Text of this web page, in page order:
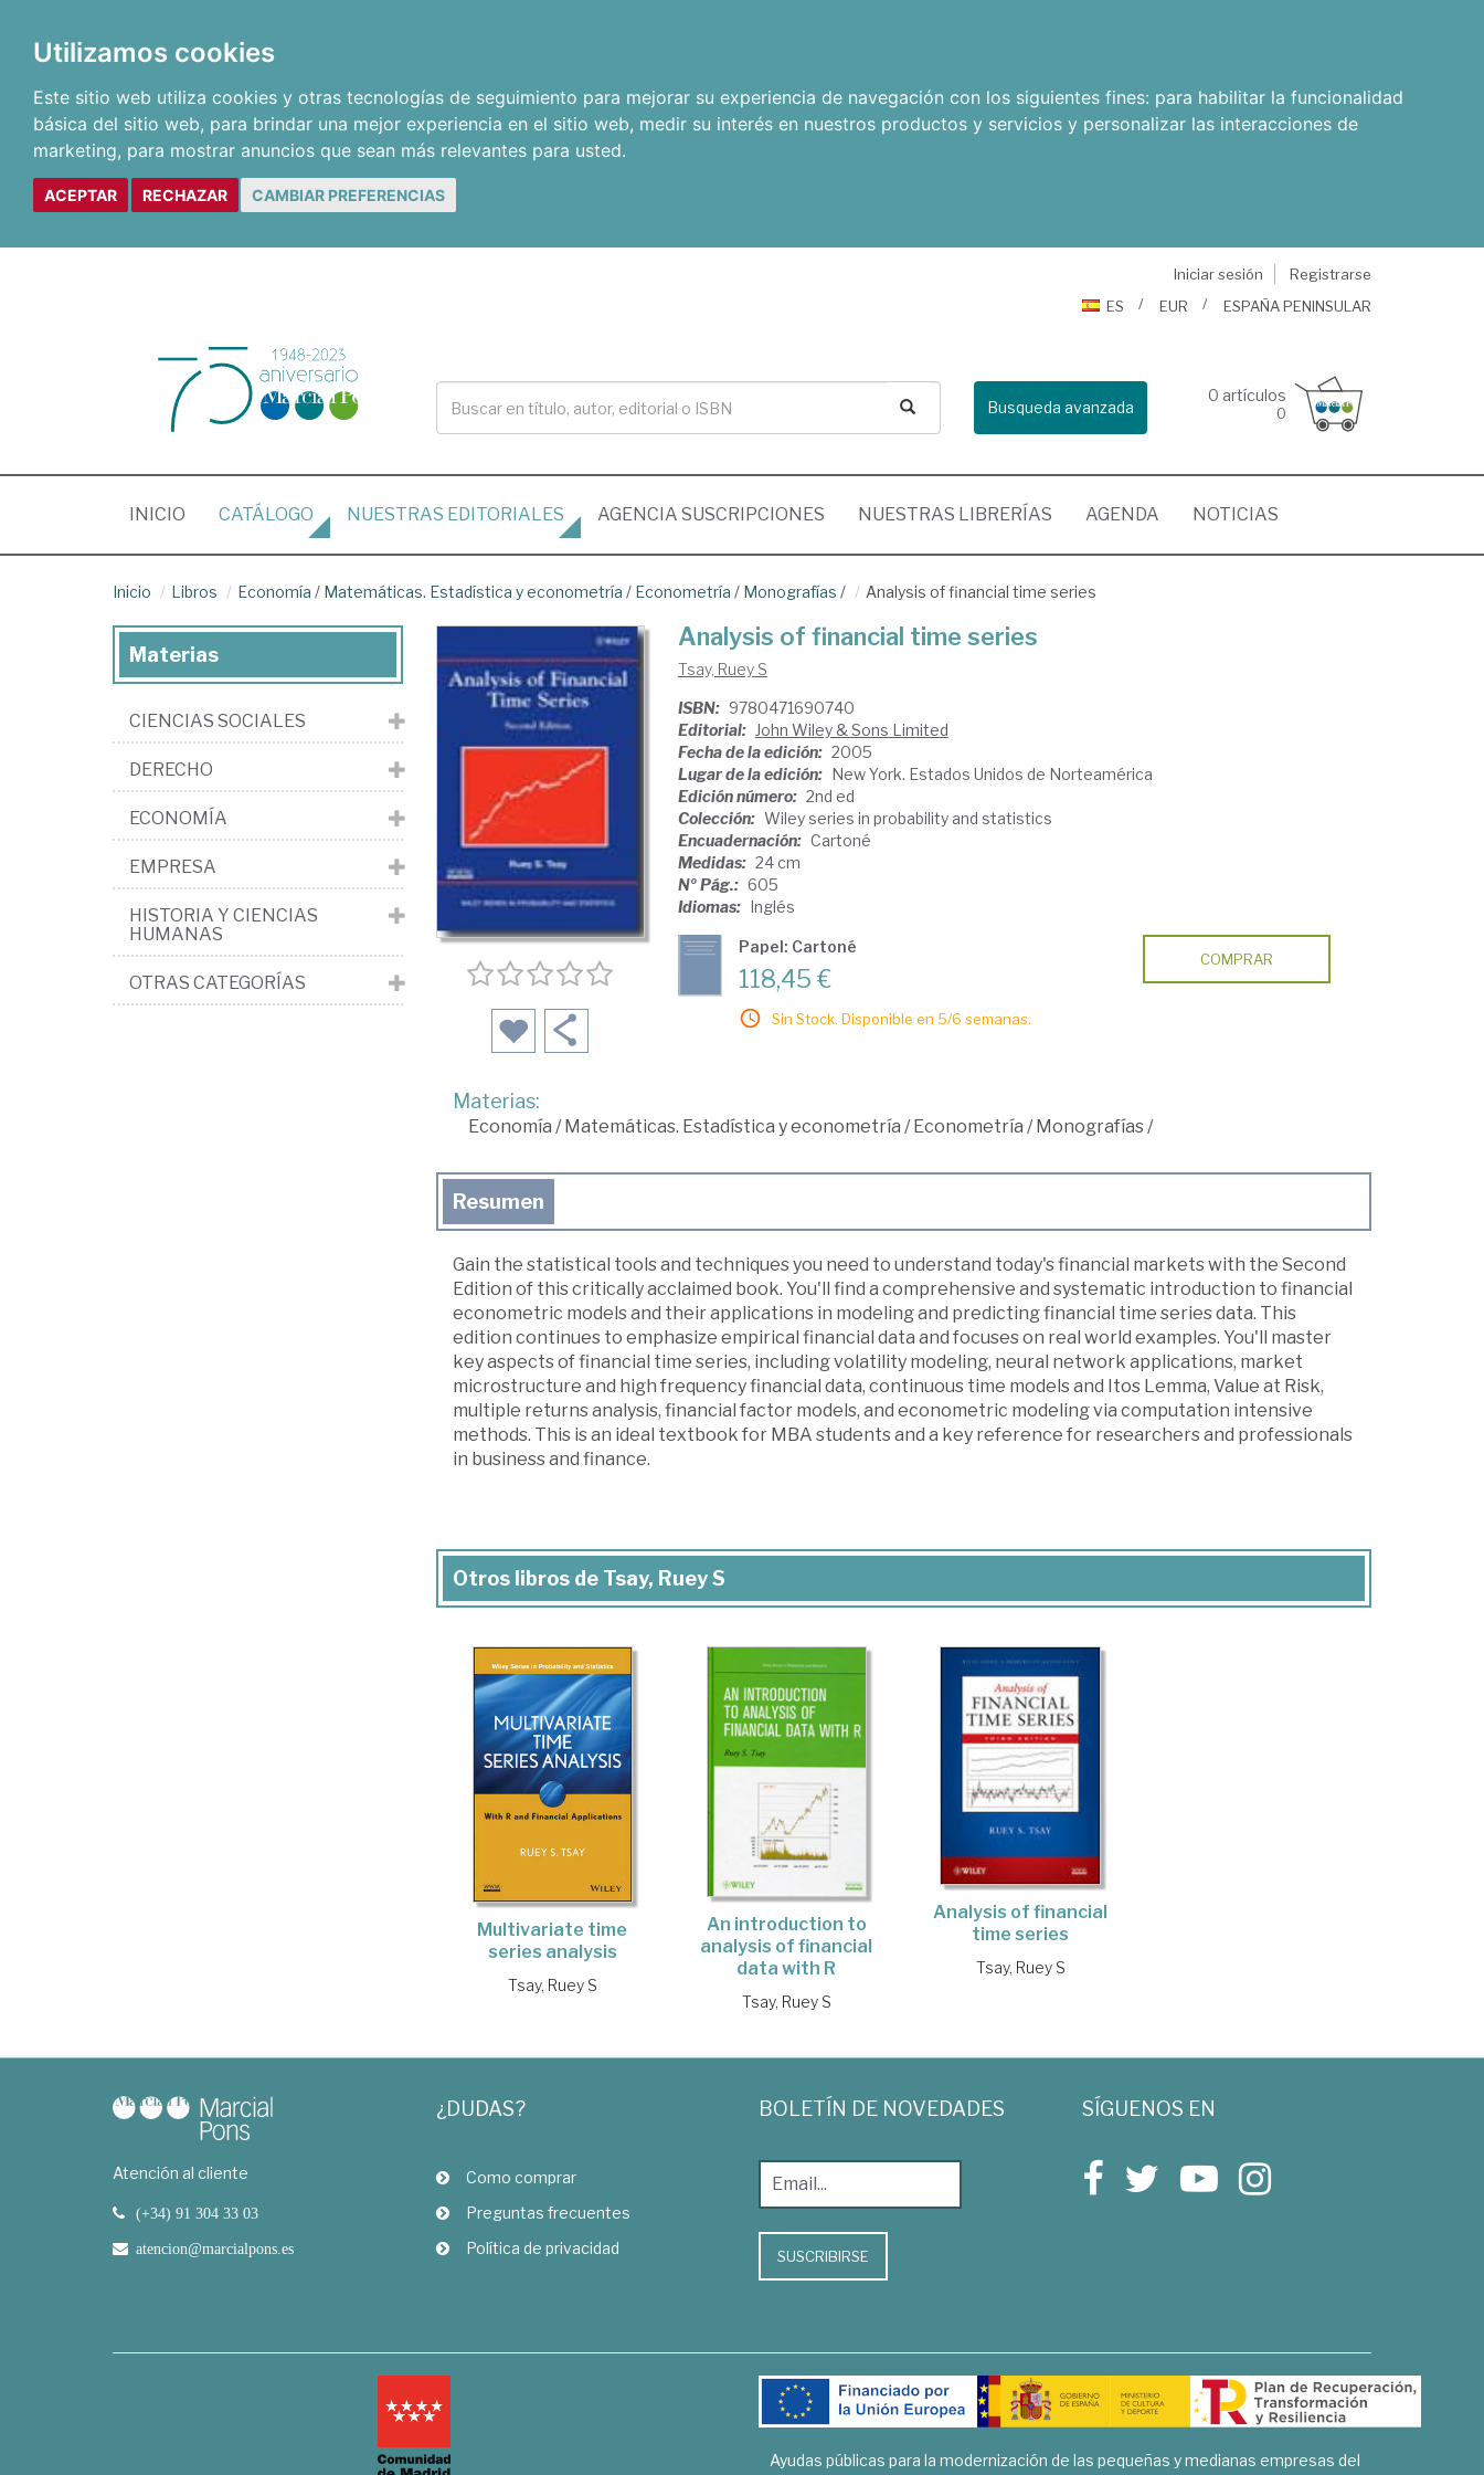
Utilizamos cookies
Este sitio web utiliza cookies y otras tecnologías de seguimiento para mejorar su experiencia de navegación con los siguientes fines: para habilitar la funcionalidad
básica del sitio web, para brindar una mejor experiencia en el sitio web, medir su interés en nuestros productos y servicios y personalizar las interacciones de
marketing, para mostrar anuncios que sean más relevantes para usted.
ACEPTAR RECHAZAR CAMBIAR PREFERENCIAS
Iniciar sesión
Registrarse
ES
EUR ESPAÑA PENINSULAR
Busqueda avanzada
0 artículos
0
INICIO (CURRENT)
CATÁLOGO NUESTRAS EDITORIALES AGENCIA SUSCRIPCIONES NUESTRAS LIBRERÍAS AGENDA NOTICIAS
Inicio Libros Economía / Matemáticas. Estadística y econometría / Econometría / Monografías / Analysis of financial time series
Analysis of financial time series
Tsay, Ruey S
ISBN: 9780471690740
Editorial: John Wiley & Sons Limited
Fecha de la edición: 2005
Lugar de la edición: New York. Estados Unidos de Norteamérica
Edición número: 2nd ed
Colección: Wiley series in probability and statistics
Encuadernación: Cartoné
Medidas: 24 cm
Nº Pág.: 605
Idiomas: Inglés
Papel: Cartoné
118,45 €
Sin Stock. Disponible en 5/6 semanas.
COMPRAR
Materias:
Economía /Matemáticas. Estadística y econometría /Econometría /Monografías/
Resumen
Gain the statistical tools and techniques you need to understand today's financial markets with the Second
Edition of this critically acclaimed book. You'll find a comprehensive and systematic introduction to financial
econometric models and their applications in modeling and predicting financial time series data. This
edition continues to emphasize empirical financial data and focuses on real world examples. You'll master
key aspects of financial time series, including volatility modeling, neural network applications, market
microstructure and high frequency financial data, continuous time models and Itos Lemma, Value at Risk,
multiple returns analysis, financial factor models, and econometric modeling via computation intensive
methods. This is an ideal textbook for MBA students and a key reference for researchers and professionals
in business and finance.
Otros libros de Tsay, Ruey S
Multivariate time
series analysis
Tsay, Ruey S
An introduction to
analysis of financial
data with R
Tsay, Ruey S
Analysis of financial
time series
Tsay, Ruey S
Materias
CIENCIAS SOCIALES
DERECHO
ECONOMÍA
EMPRESA
HISTORIA Y CIENCIAS
HUMANAS
OTRAS CATEGORÍAS
Atención al cliente
(+34) 91 304 33 03
atencion@marcialpons.es
¿DUDAS?
Como comprar
Preguntas frecuentes
Política de privacidad
BOLETÍN DE NOVEDADES
SUSCRIBIRSE
SÍGUENOS EN
Ayudas públicas para la modernización de las pequeñas y medianas empresas del